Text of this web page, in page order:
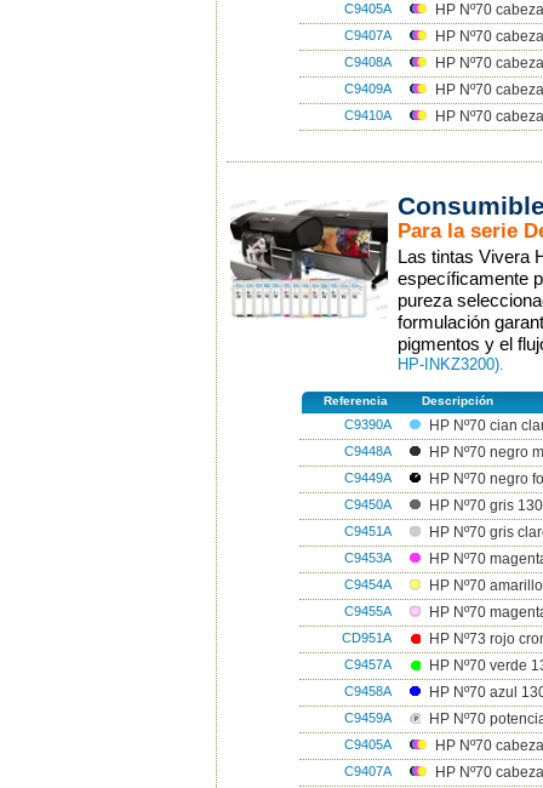
C9405A HP Nº70
C9407A HP Nº70
C9408A HP Nº70
C9409A HP Nº70
C9410A HP Nº70
Para la serie
Las tintas Vivera
específicamente
pureza
formulación
pigmentos y el
HP-INKZ3200).
Referencia Descripción
C9390A HP Nº70 cian
C9448A HP Nº70 negro
C9449A HP Nº70 negro
C9450A HP Nº70 gris
C9451A HP Nº70 gris
C9453A HP Nº70
C9454A HP Nº70
C9455A HP Nº70
CD951A HP Nº73 rojo
C9457A HP Nº70 verde
C9458A HP Nº70 azul
C9459A HP Nº70
C9405A HP Nº70
C9407A HP Nº70